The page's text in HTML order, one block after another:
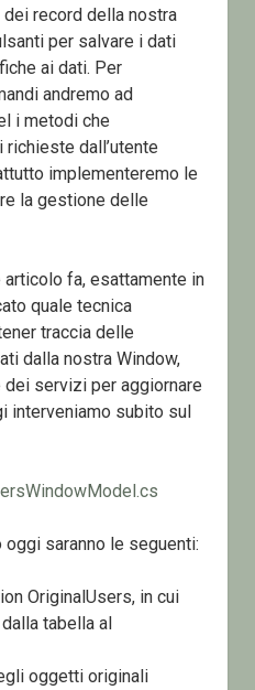
record della nostra
per salvare i dati
ai dati. Per
andremo ad
i metodi che
dall’utente
implementeremo le
la gestione delle
fa, esattamente in
quale tecnica
traccia delle
dalla nostra Window,
servizi per aggiornare
interveniamo subito sul
saranno le seguenti:
OriginalUsers, in cui
tabella al
oggetti originali